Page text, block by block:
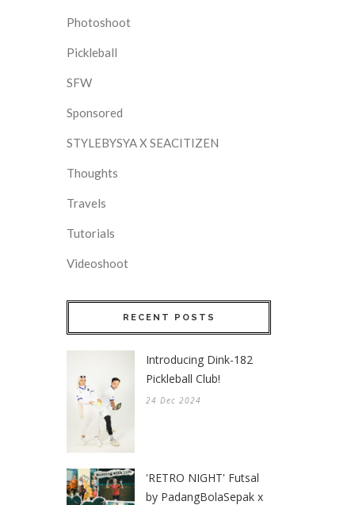
Photoshoot
Pickleball
SFW
Sponsored
STYLEBYSYA X SEACITIZEN
Thoughts
Travels
Tutorials
Videoshoot
RECENT POSTS
Introducing Dink-182
Pickleball Club!
24 Dec 2024
'RETRO NIGHT' Futsal
by PadangBolaSepak x